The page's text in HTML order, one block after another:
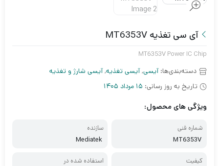
آی سی تغذیه MT6353V
MT6353V Power IC Chip
دسته‌بندی‌ها:آیسی,آیسی تغذیه,آیسی شارژ و تغذیه
تاریخ به روز رسانی: 15 مرداد 1405
ویژگی های محصول:
شماره فنی
MT6353V
سازنده
Mediatek
کیفیت
استفاده شده در